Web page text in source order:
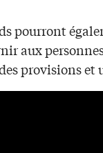
pourront
aux
provisions et